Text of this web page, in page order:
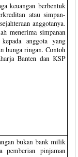
keuangan berbentuk
atau simpan-
anggotanya.
menerima simpanan
anggota yang
bunga ringan. Contoh
Banten dan KSP
bukan bank milik
pemberian pinjaman